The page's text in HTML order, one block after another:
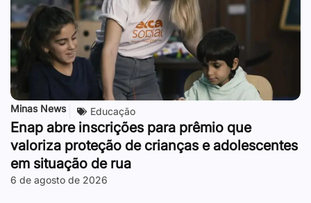
Minas News Educação
Enap abre inscrições para prêmio que
valoriza proteção de crianças e adolescentes
em situação de rua
6 de agosto de 2026